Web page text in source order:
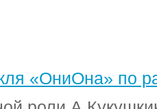
«ОниОна» по